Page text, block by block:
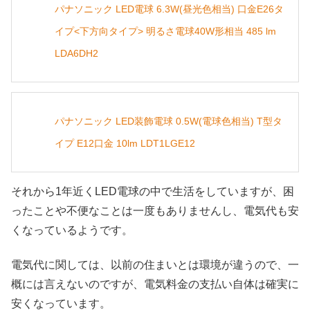
パナソニック LED電球 6.3W(昼光色相当) 口金E26タ
イプ<下方向タイプ> 明るさ電球40W形相当 485 lm
LDA6DH2
パナソニック LED装飾電球 0.5W(電球色相当) T型タ
イプ E12口金 10lm LDT1LGE12
それから1年近くLED電球の中で生活をしていますが、困
ったことや不便なことは一度もありませんし、電気代も安
くなっているようです。
電気代に関しては、以前の住まいとは環境が違うので、一
概には言えないのですが、電気料金の支払い自体は確実に
安くなっています。